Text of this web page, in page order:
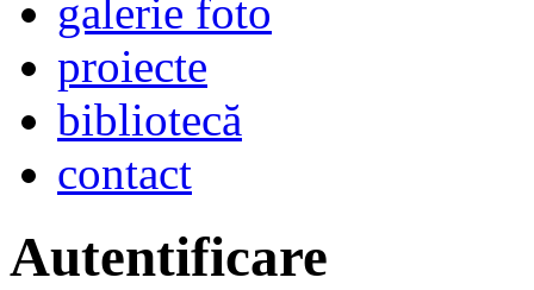
galerie foto
proiecte
bibliotecă
contact
Autentificare